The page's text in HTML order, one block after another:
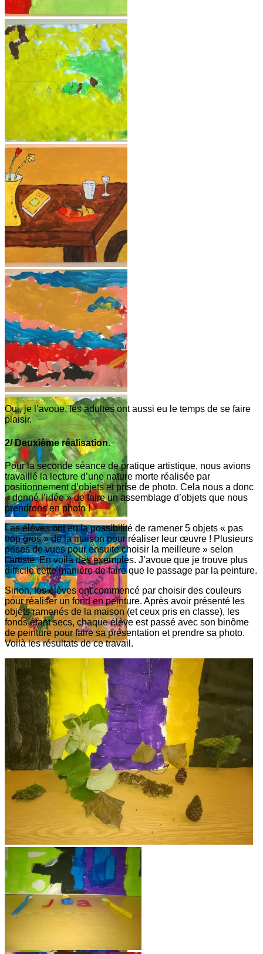
Oui, je l’avoue, les adultes ont aussi eu le temps de se faire
plaisir.
2/ Deuxième réalisation.
Pour la seconde séance de pratique artistique, nous avions
travaillé la lecture d’une nature morte réalisée par
positionnement d’objets et prise de photo. Cela nous a donc
« donné l’idée » de faire un assemblage d’objets que nous
prendrons en photo !
Les élèves ont eu la possibilité de ramener 5 objets « pas
trop gros » de la maison pour réaliser leur œuvre ! Plusieurs
prises de vues pour ensuite choisir la meilleure » selon
l’artiste. En voilà des exemples. J’avoue que je trouve plus
difficile cette manière de faire que le passage par la peinture.
Sinon, les élèves ont commencé par choisir des couleurs
pour réaliser un fond en peinture. Après avoir présenté les
objets ramenés de la maison (et ceux pris en classe), les
fonds étant secs, chaque élève est passé avec son binôme
de peinture pour faire sa présentation et prendre sa photo.
Voilà les résultats de ce travail.